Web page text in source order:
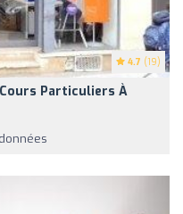
4.7 (19)
Particuliers À